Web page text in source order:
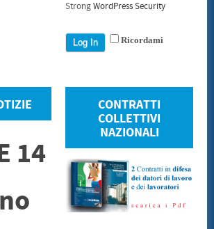
StrongWordPress Security
Ricordami
14
CONTRATTI
COLLETTIVI
NAZIONALI